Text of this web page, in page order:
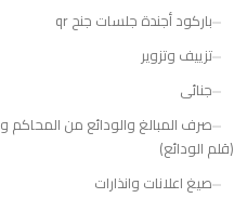
باركود أجندة جلسات جنح qr
تزييف وتزوير
جنائى
صرف المبالغ والودائع من المحاكم و
(قلم الودائع)
صيغ اعلانات وانذارات